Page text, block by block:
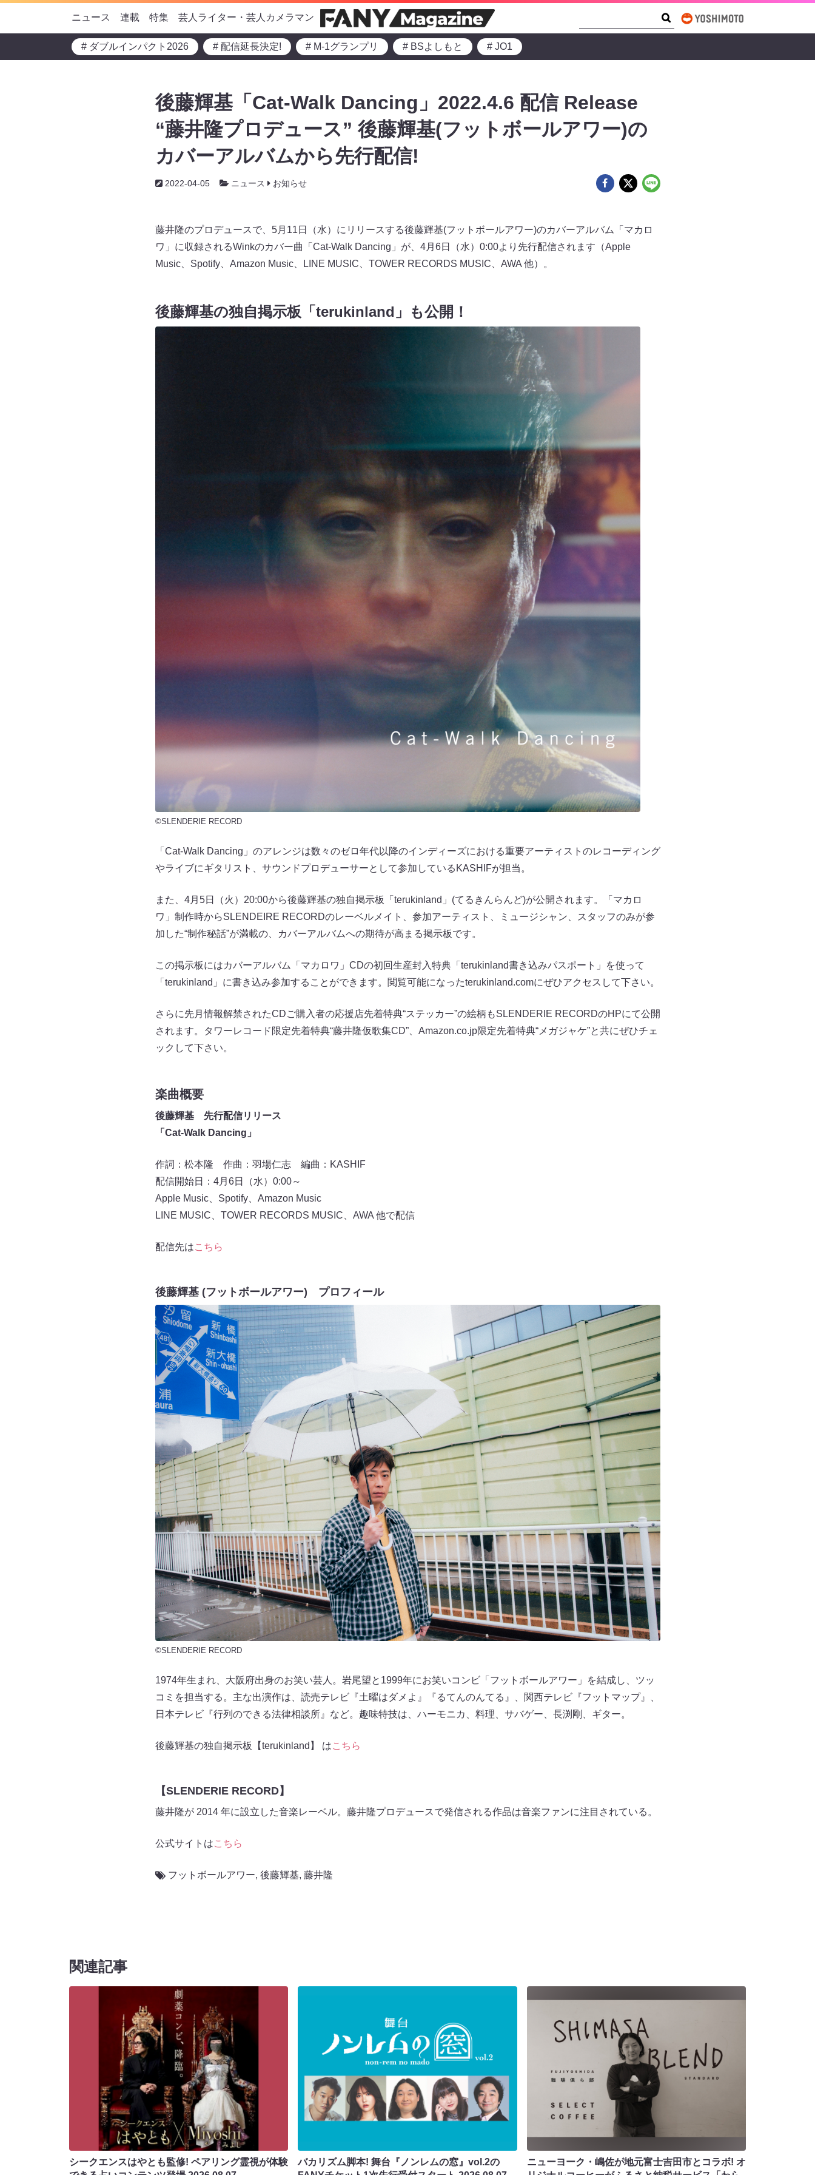
ニュース 連載 特集 芸人ライター・芸人カメラマン
# ダブルインパクト2026 # 配信延長決定! # M-1グランプリ # BSよしもと # JO1
後藤輝基「Cat-Walk Dancing」2022.4.6 配信 Release
“藤井隆プロデュース” 後藤輝基(フットボールアワー)の
カバーアルバムから先行配信!
2022-04-05 ニュース お知らせ
藤井隆のプロデュースで、5月11日（水）にリリースする後藤輝基(フットボールアワー)のカバーアルバム「マカロ
ワ」に収録されるWinkのカバー曲「Cat-Walk Dancing」が、4月6日（水）0:00より先行配信されます（Apple
Music、Spotify、Amazon Music、LINE MUSIC、TOWER RECORDS MUSIC、AWA 他）。
後藤輝基の独自掲示板「terukinland」も公開！
©SLENDERIE RECORD
「Cat-Walk Dancing」のアレンジは数々のゼロ年代以降のインディーズにおける重要アーティストのレコーディング
やライブにギタリスト、サウンドプロデューサーとして参加しているKASHIFが担当。
また、4月5日（火）20:00から後藤輝基の独自掲示板「terukinland」(てるきんらんど)が公開されます。「マカロ
ワ」制作時からSLENDEIRE RECORDのレーベルメイト、参加アーティスト、ミュージシャン、スタッフのみが参
加した“制作秘話”が満載の、カバーアルバムへの期待が高まる掲示板です。
この掲示板にはカバーアルバム「マカロワ」CDの初回生産封入特典「terukinland書き込みパスポート」を使って
「terukinland」に書き込み参加することができます。閲覧可能になったterukinland.comにぜひアクセスして下さい。
さらに先月情報解禁されたCDご購入者の応援店先着特典“ステッカー”の絵柄もSLENDERIE RECORDのHPにて公開
されます。タワーレコード限定先着特典“藤井隆仮歌集CD”、Amazon.co.jp限定先着特典“メガジャケ”と共にぜひチェ
ックして下さい。
楽曲概要
後藤輝基 先行配信リリース
「Cat-Walk Dancing」
作詞：松本隆 作曲：羽場仁志 編曲：KASHIF
配信開始日：4月6日（水）0:00～
Apple Music、Spotify、Amazon Music
LINE MUSIC、TOWER RECORDS MUSIC、AWA 他で配信
配信先はこちら
後藤輝基 (フットボールアワー) プロフィール
©SLENDERIE RECORD
1974年生まれ、大阪府出身のお笑い芸人。岩尾望と1999年にお笑いコンビ「フットボールアワー」を結成し、ツッ
コミを担当する。主な出演作は、読売テレビ『土曜はダメよ』『るてんのんてる』、関西テレビ『フットマップ』、
日本テレビ『行列のできる法律相談所』など。趣味特技は、ハーモニカ、料理、サバゲー、長渕剛、ギター。
後藤輝基の独自掲示板【terukinland】 はこちら
【SLENDERIE RECORD】
藤井隆が 2014 年に設立した音楽レーベル。藤井隆プロデュースで発信される作品は音楽ファンに注目されている。
公式サイトはこちら
フットボールアワー, 後藤輝基, 藤井隆
関連記事
シークエンスはやとも監修! ペアリング霊視が体験
バカリズム脚本! 舞台『ノンレムの窓』vol.2の
ニューヨーク・嶋佐が地元富士吉田市とコラボ! オ